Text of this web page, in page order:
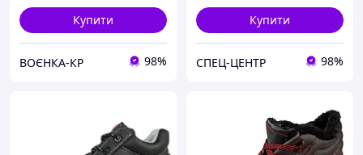
Купити
ВОЄНКА-КР 98%
Купити
СПЕЦ-ЦЕНТР 98%